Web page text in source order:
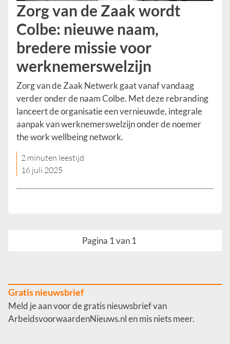
Zorg van de Zaak wordt
Colbe: nieuwe naam,
bredere missie voor
werknemerswelzijn
Zorg van de Zaak Netwerk gaat vanaf vandaag
verder onder de naam Colbe. Met deze rebranding
lanceert de organisatie een vernieuwde, integrale
aanpak van werknemerswelzijn onder de noemer
the work wellbeing network.
2 minuten leestijd
16 juli 2025
Pagina 1 van 1
Gratis nieuwsbrief
Meld je aan voor de gratis nieuwsbrief van
ArbeidsvoorwaardenNieuws.nl en mis niets meer.